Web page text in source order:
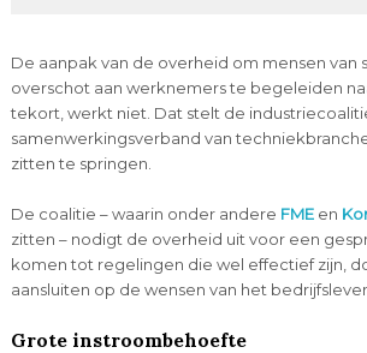
De aanpak van de overheid om mensen van
overschot aan werknemers te begeleiden
tekort, werkt niet. Dat stelt de
samenwerkingsverband van
zitten te springen.
De coalitie – waarin onder andere FMEen
zitten – nodigt de overheid uit voor een
komen tot regelingen die wel effectief zijn,
aansluiten op de wensen van het
Grote instroombehoefte